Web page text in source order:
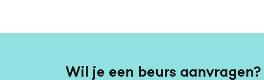
Wil je een beurs aanvragen?